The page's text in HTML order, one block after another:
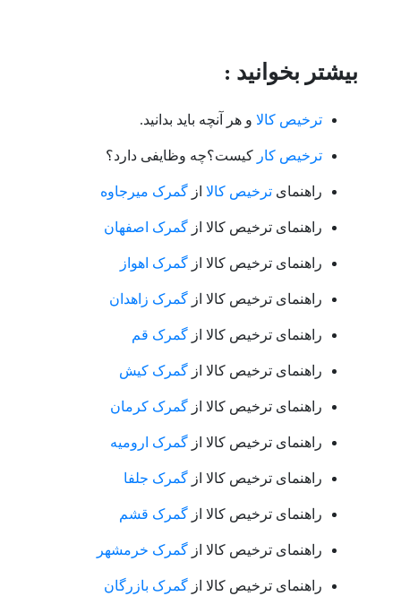
بیشتر بخوانید :
ترخیص کالا و هر آنچه باید بدانید.
ترخیص کار کیست؟چه وظایفی دارد؟
راهنمای ترخیص کالا از گمرک میرجاوه
راهنمای ترخیص کالا از گمرک اصفهان
راهنمای ترخیص کالا از گمرک اهواز
راهنمای ترخیص کالا از گمرک زاهدان
راهنمای ترخیص کالا از گمرک قم
راهنمای ترخیص کالا از گمرک کیش
راهنمای ترخیص کالا از گمرک کرمان
راهنمای ترخیص کالا از گمرک ارومیه
راهنمای ترخیص کالا از گمرک جلفا
راهنمای ترخیص کالا از گمرک قشم
راهنمای ترخیص کالا از گمرک خرمشهر
راهنمای ترخیص کالا از گمرک بازرگان